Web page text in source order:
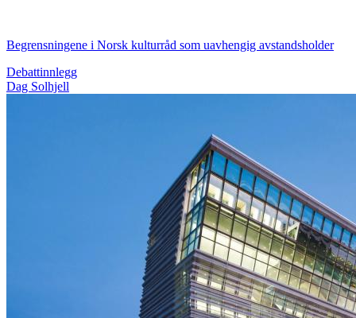
Begrensningene i Norsk kulturråd som uavhengig avstandsholder
Debattinnlegg
Dag Solhjell